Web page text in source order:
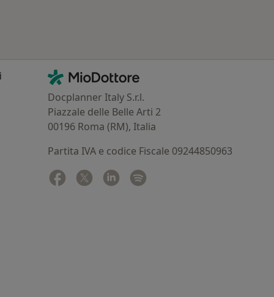
Contatti
MioDottore - Homepage
Docplanner Italy S.r.l.
Piazzale delle Belle Arti 2
00196 Roma (RM), Italia
Partita IVA e codice Fiscale 09244850963
Facebook
si apre in una nuova scheda
Twitter
si apre in una nuova scheda
Linkedin
si apre in una nuova scheda